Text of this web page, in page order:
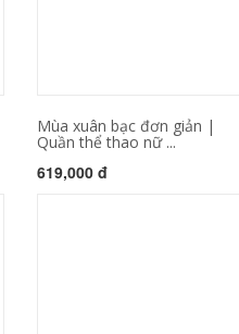
Mùa xuân bạc đơn giản |
Quần thể thao nữ ...
619,000 đ